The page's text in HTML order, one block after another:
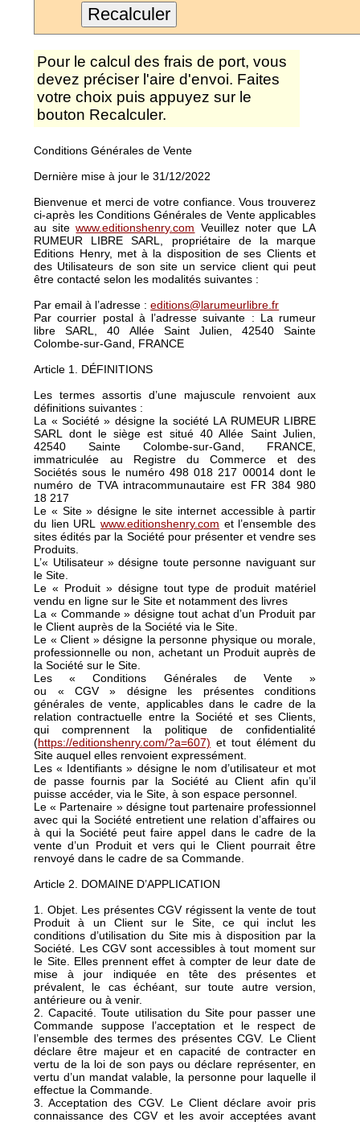
Pour le calcul des frais de port, vous
devez préciser l'aire d'envoi. Faites
votre choix puis appuyez sur le
bouton Recalculer.
Conditions Générales de Vente
Dernière mise à jour le 31/12/2022
Bienvenue et merci de votre confiance. Vous trouverez
ci-après les Conditions Générales de Vente applicables
au sitewww.editionshenry.com Veuillez noter que LA
RUMEUR LIBRE SARL, propriétaire de la marque
Editions Henry, met à la disposition de ses Clients et
des Utilisateurs de son site un service client qui peut
être contacté selon les modalités suivantes :
Par email à l’adresse :editions@larumeurlibre.fr
Par courrier postal à l’adresse suivante : La rumeur
libre SARL, 40 Allée Saint Julien, 42540 Sainte
Colombe-sur-Gand, FRANCE
Article 1. DÉFINITIONS
Les termes assortis d’une majuscule renvoient aux
définitions suivantes :
La « Société » désigne la société LA RUMEUR LIBRE
SARL dont le siège est situé 40 Allée Saint Julien,
42540 Sainte Colombe-sur-Gand, FRANCE,
immatriculée au Registre du Commerce et des
Sociétés sous le numéro 498 018 217 00014 dont le
numéro de TVA intracommunautaire est FR 384 980
18 217
Le « Site » désigne le site internet accessible à partir
du lien URLwww.editionshenry.com et l’ensemble des
sites édités par la Société pour présenter et vendre ses
Produits.
L’« Utilisateur » désigne toute personne naviguant sur
le Site.
Le « Produit » désigne tout type de produit matériel
vendu en ligne sur le Site et notamment des livres
La « Commande » désigne tout achat d’un Produit par
le Client auprès de la Société via le Site.
Le « Client » désigne la personne physique ou morale,
professionnelle ou non, achetant un Produit auprès de
la Société sur le Site.
Les « Conditions Générales de Vente »
ou « CGV » désigne les présentes conditions
générales de vente, applicables dans le cadre de la
relation contractuelle entre la Société et ses Clients,
qui comprennent la politique de confidentialité
(https://editionshenry.com/?a=607) et tout élément du
Site auquel elles renvoient expressément.
Les « Identifiants » désigne le nom d’utilisateur et mot
de passe fournis par la Société au Client afin qu’il
puisse accéder, via le Site, à son espace personnel.
Le « Partenaire » désigne tout partenaire professionnel
avec qui la Société entretient une relation d’affaires ou
à qui la Société peut faire appel dans le cadre de la
vente d’un Produit et vers qui le Client pourrait être
renvoyé dans le cadre de sa Commande.
Article 2. DOMAINE D’APPLICATION
1. Objet. Les présentes CGV régissent la vente de tout
Produit à un Client sur le Site, ce qui inclut les
conditions d’utilisation du Site mis à disposition par la
Société. Les CGV sont accessibles à tout moment sur
le Site. Elles prennent effet à compter de leur date de
mise à jour indiquée en tête des présentes et
prévalent, le cas échéant, sur toute autre version,
antérieure ou à venir.
2. Capacité. Toute utilisation du Site pour passer une
Commande suppose l’acceptation et le respect de
l’ensemble des termes des présentes CGV. Le Client
déclare être majeur et en capacité de contracter en
vertu de la loi de son pays ou déclare représenter, en
vertu d’un mandat valable, la personne pour laquelle il
effectue la Commande.
3. Acceptation des CGV. Le Client déclare avoir pris
connaissance des CGV et les avoir acceptées avant